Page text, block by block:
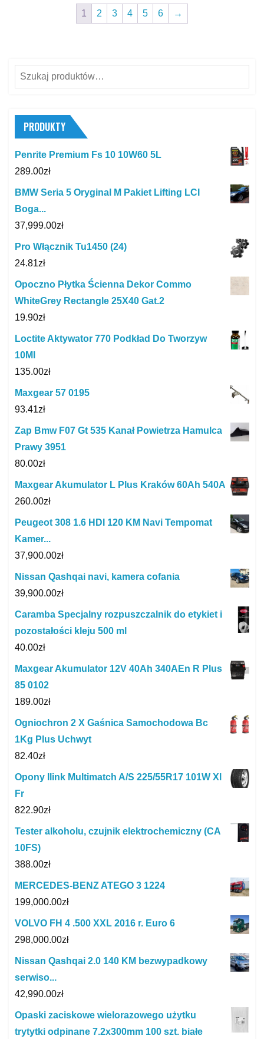
1 2 3 4 5 6 →
Szukaj:
PRODUKTY
Penrite Premium Fs 10 10W60 5L
289.00zł
BMW Seria 5 Oryginal M Pakiet Lifting LCI
Boga...
37,999.00zł
Pro Włącznik Tu1450 (24)
24.81zł
Opoczno Płytka Ścienna Dekor Commo
WhiteGrey Rectangle 25X40 Gat.2
19.90zł
Loctite Aktywator 770 Podkład Do Tworzyw
10Ml
135.00zł
Maxgear 57 0195
93.41zł
Zap Bmw F07 Gt 535 Kanał Powietrza Hamulca
Prawy 3951
80.00zł
Maxgear Akumulator L Plus Kraków 60Ah 540A
260.00zł
Peugeot 308 1.6 HDI 120 KM Navi Tempomat
Kamer...
37,900.00zł
Nissan Qashqai navi, kamera cofania
39,900.00zł
Caramba Specjalny rozpuszczalnik do etykiet i
pozostałości kleju 500 ml
40.00zł
Maxgear Akumulator 12V 40Ah 340AEn R Plus
85 0102
189.00zł
Ogniochron 2 X Gaśnica Samochodowa Bc
1Kg Plus Uchwyt
82.40zł
Opony Ilink Multimatch A/S 225/55R17 101W Xl
Fr
822.90zł
Tester alkoholu, czujnik elektrochemiczny (CA
10FS)
388.00zł
MERCEDES-BENZ ATEGO 3 1224
199,000.00zł
VOLVO FH 4 .500 XXL 2016 r. Euro 6
298,000.00zł
Nissan Qashqai 2.0 140 KM bezwypadkowy
serwiso...
42,990.00zł
Opaski zaciskowe wielorazowego użytku
trytytki odpinane 7.2x300mm 100 szt. białe